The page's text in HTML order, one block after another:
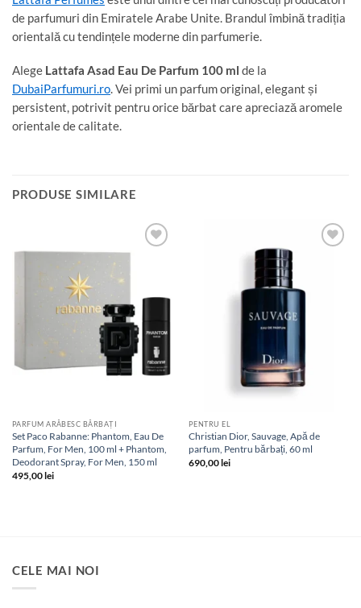
de parfumuri din Emiratele Arabe Unite. Brandul îmbină tradiția
orientală cu tendințele moderne din parfumerie.
Alege Lattafa Asad Eau De Parfum 100 ml de la
DubaiParfumuri.ro. Vei primi un parfum original, elegant și
persistent, potrivit pentru orice bărbat care apreciază aromele
orientale de calitate.
PRODUSE SIMILARE
PARFUM ARĂBESC BĂRBAȚI
Set Paco Rabanne: Phantom, Eau De
Parfum, For Men, 100 ml + Phantom,
Deodorant Spray, For Men, 150 ml
495,00lei
PENTRU EL
Christian Dior, Sauvage, Apă de
parfum, Pentru bărbați, 60 ml
690,00lei
CELE MAI NOI